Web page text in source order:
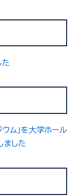
ム」を大学ホール
ました